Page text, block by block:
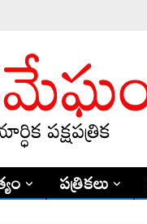
పత్రికలు